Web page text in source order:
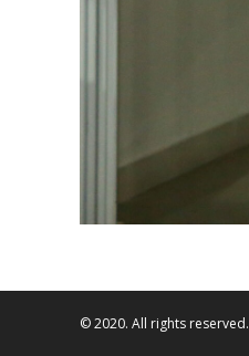
© 2020. All rights reserved.